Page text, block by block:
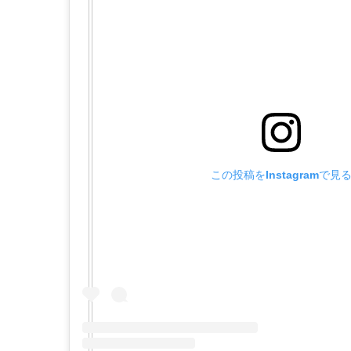
この投稿をInstagramで見る